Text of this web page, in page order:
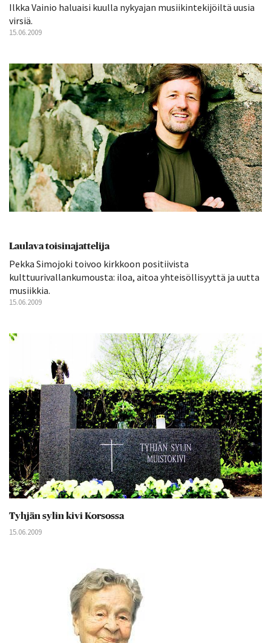
Ilkka Vainio haluaisi kuulla nykyajan musiikintekijöiltä uusia
virsiä.
15.06.2009
Laulava toisinajattelija
Pekka Simojoki toivoo kirkkoon positiivista
kulttuurivallankumousta: iloa, aitoa yhteisöllisyyttä ja uutta
musiikkia.
15.06.2009
Tyhjän sylin kivi Korsossa
15.06.2009